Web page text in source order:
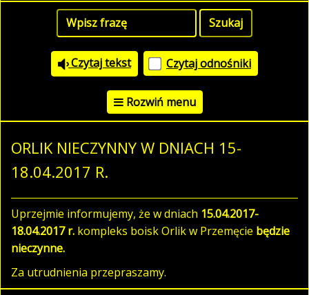
Czytaj tekst Czytaj odnośniki
Rozwiń menu
ORLIK NIECZYNNY W DNIACH 15-
18.04.2017 R.
Uprzejmie informujemy, że w dniach 15.04.2017-
18.04.2017 r. kompleks boisk Orlik w Przemęcie będzie
nieczynne.
Za utrudnienia przepraszamy.